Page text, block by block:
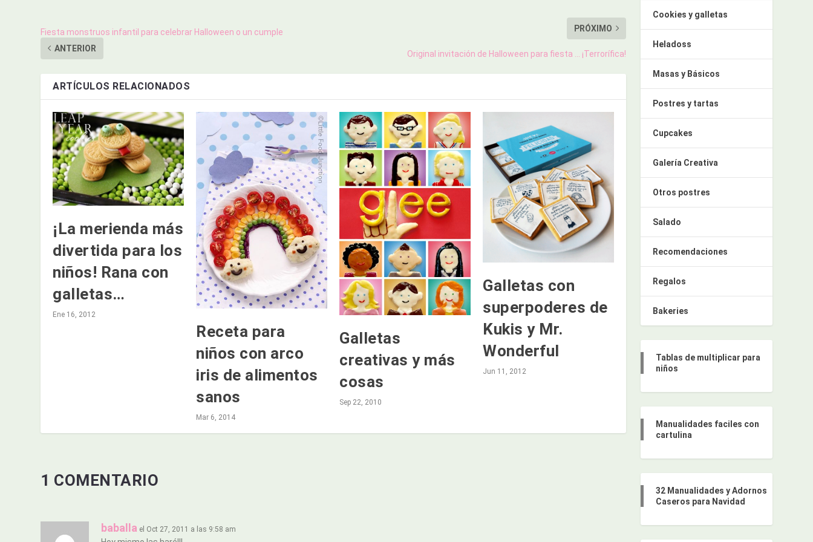
Fiesta monstruos infantil para celebrar Halloween o un cumple
ANTERIOR
PRÓXIMO
Original invitación de Halloween para fiesta … ¡Terrorífica!
ARTÍCULOS RELACIONADOS
¡La merienda más
divertida para los
niños! Rana con
galletas…
Ene 16, 2012
Receta para
niños con arco
iris de alimentos
sanos
Mar 6, 2014
Galletas
creativas y más
cosas
Sep 22, 2010
Galletas con
superpoderes de
Kukis y Mr.
Wonderful
Jun 11, 2012
1 COMENTARIO
baballa el Oct 27, 2011 a las 9:58 am
Cookies y galletas
Heladoss
Masas y Básicos
Postres y tartas
Cupcakes
Galería Creativa
Otros postres
Salado
Recomendaciones
Regalos
Bakeries
Tablas de multiplicar para
niños
Manualidades faciles con
cartulina
32 Manualidades y Adornos
Caseros para Navidad